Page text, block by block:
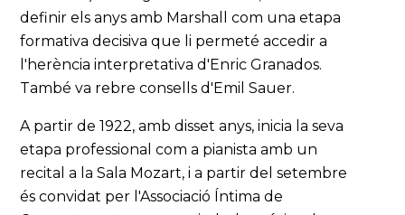
definir els anys amb Marshall com una etapa
formativa decisiva que li permeté accedir a
l'herència interpretativa d'Enric Granados.
També va rebre consells d'Emil Sauer.
A partir de 1922, amb disset anys, inicia la seva
etapa professional com a pianista amb un
recital a la Sala Mozart, i a partir del setembre
és convidat per l'Associació Íntima de